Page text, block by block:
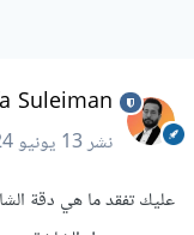
Suleiman
نشر13 يونيو 2024
عليك تفقد ما هي دقة